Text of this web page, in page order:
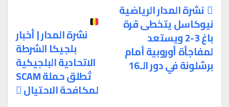
تصفّح
المقالات
نشرة المدار | أخبار
بلجيكا الشرطة
الاتحادية البلجيكية
تُطلق حملة SCAM
لمكافحة الاحتيال
نشرة المدار الرياضية
نيوكاسل يتخطى قرة
باغ 3-2 ويستعد
لمفاجأة أوروبية أمام
برشلونة في دور الـ16